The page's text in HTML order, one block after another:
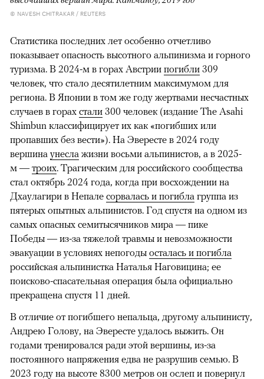
© NAVESH CHITRAKAR / REUTERS
Статистика последних лет особенно отчетливо
показывает опасность высотного альпинизма и горного
туризма. В 2024-м в горах Австрии погибли 309
человек, что стало десятилетним максимумом для
региона. В Японии в том же году жертвами несчастных
случаев в горах стали 300 человек (издание The Asahi
Shimbun классифицирует их как «погибших или
пропавших без вести»). На Эвересте в 2024 году
вершина унесла жизни восьми альпинистов, а в 2025-
м — троих. Трагическим для российского сообщества
стал октябрь 2024 года, когда при восхождении на
Дхаулагири в Непале сорвалась и погибла группа из
пятерых опытных альпинистов. Год спустя на одном из
самых опасных семитысячников мира — пике
Победы — из-за тяжелой травмы и невозможности
эвакуации в условиях непогоды осталась и погибла
российская альпинистка Наталья Наговицина; ее
поисково-спасательная операция была официально
прекращена спустя 11 дней.
В отличие от погибшего непальца, другому альпинисту,
Андрею Голову, на Эвересте удалось выжить. Он
годами тренировался ради этой вершины, из-за
постоянного напряжения едва не разрушив семью. В
2023 году на высоте 8300 метров он ослеп и повернул